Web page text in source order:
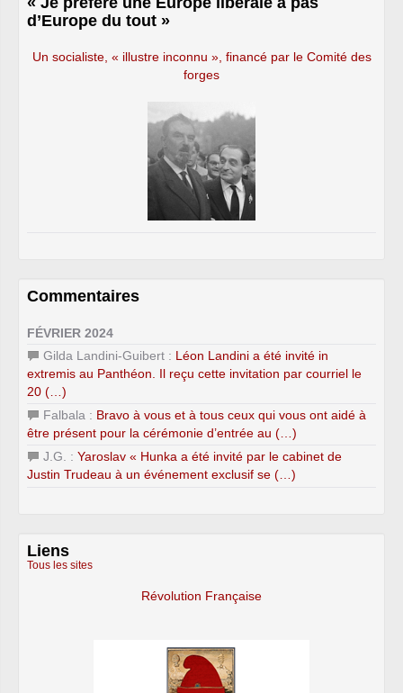
d’Europe du tout »
Un socialiste, « illustre inconnu », financé par le Comité des
forges
Commentaires
FÉVRIER 2024
Gilda Landini-Guibert : Léon Landini a été invité in
extremis au Panthéon. Il reçu cette invitation par courriel le
20 (…)
Falbala : Bravo à vous et à tous ceux qui vous ont aidé à
être présent pour la cérémonie d’entrée au (…)
J.G. : Yaroslav « Hunka a été invité par le cabinet de
Justin Trudeau à un événement exclusif se (…)
Liens
Tous les sites
Révolution Française